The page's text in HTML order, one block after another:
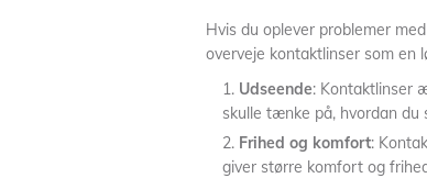
Hvis du oplever problemer
overveje kontaktlinser som en
Udseende: Kontaktlinser
skulle tænke på, hvordan du
Frihed og komfort:
giver større komfort og